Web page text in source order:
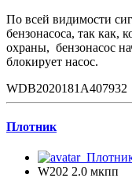
По всей видимости
бензонасоса, так как,
охраны, бензонасос
блокирует насос.
WDB2020181A407932
Плотник
W202 2.0 мкпп